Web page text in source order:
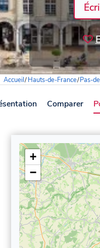
Accueil/Hauts-de-France/Pas-
Comparer
+
−